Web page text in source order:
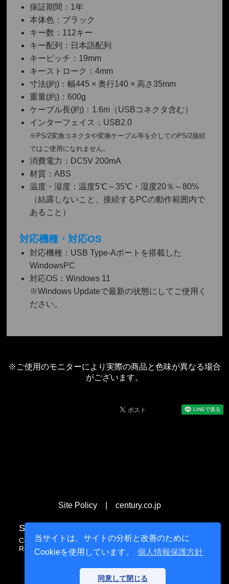
当サイトは、サイトの分析と改善のために
Cookieを使用しています。
個人情報保護方針
同意して閉じる
保証期間：1年
本体色：ブラック
キー数：112キー
キー配列：日本語配列
キーピッチ：19mm
キーストローク：4mm
寸法(約)：幅445 × 奥行140 × 高さ35mm
重量(約)：600g
ケーブル長(約)：1.6m（USBコネクタ含む）
インターフェイス：USB2.0
※PS/2変換コネクタや変換ケーブル等を介してのPS/2接続
ではご使用になれません。
消費電力：DC5V 200mA
材質：ABS
温度・湿度：温度5℃～35℃・湿度20％～80%
（結露しないこと、接続するPCの動作範囲内で
あること）
対応機種・対応OS
対応機種：USB Type-Aポートを搭載した
WindowsPC
対応OS：Windows 11
※Windows Updateで最新の状態にしてご使用く
ださい。
※ご使用のモニターにより実際の商品と色味が異なる場合
がございます。
Site Policy century.co.jp
Shop
Century Direct
Retail Stores
Contact Us
About Us
Profile
Access